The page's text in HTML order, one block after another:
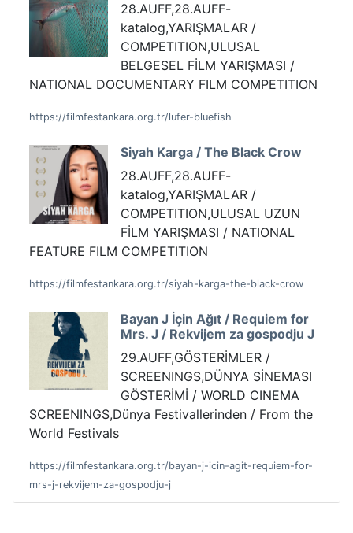
28.AUFF,28.AUFF-
katalog,YARIŞMALAR /
COMPETITION,ULUSAL
BELGESEL FİLM YARIŞMASI /
NATIONAL DOCUMENTARY FILM COMPETITION
https://filmfestankara.org.tr/lufer-bluefish
Siyah Karga / The Black Crow
28.AUFF,28.AUFF-
katalog,YARIŞMALAR /
COMPETITION,ULUSAL UZUN
FİLM YARIŞMASI / NATIONAL
FEATURE FILM COMPETITION
https://filmfestankara.org.tr/siyah-karga-the-black-crow
Bayan J İçin Ağıt / Requiem for
Mrs. J / Rekvijem za gospodju J
29.AUFF,GÖSTERİMLER /
SCREENINGS,DÜNYA SİNEMASI
GÖSTERİMİ / WORLD CINEMA
SCREENINGS,Dünya Festivallerinden / From the
World Festivals
https://filmfestankara.org.tr/bayan-j-icin-agit-requiem-for-
mrs-j-rekvijem-za-gospodju-j